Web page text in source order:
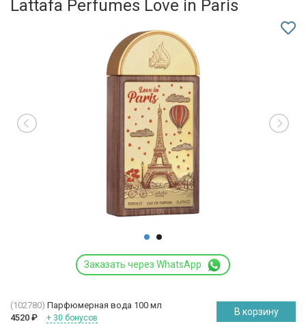
Lattafa Perfumes Love in Paris
Заказать через WhatsApp
(102780) Парфюмерная вода 100 мл
4520 ₽ + 30 бонусов
В корзину